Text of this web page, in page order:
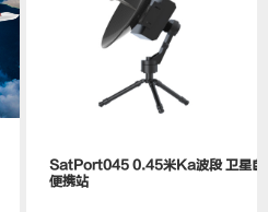
SatPort045 0.45米Ka波段 卫星自动
便携站